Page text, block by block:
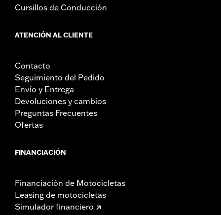
Cursillos de Conducción
ATENCIÓN AL CLIENTE
Contacto
Seguimiento del Pedido
Envío y Entrega
Devoluciones y cambios
Preguntas Frecuentes
Ofertas
FINANCIACIÓN
Financiación de Motocicletas
Leasing de motocicletas
Simulador financiero